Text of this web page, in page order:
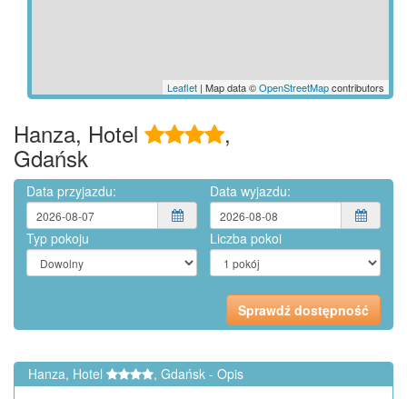
Leaflet | Map data ©OpenStreetMapcontributors
Hanza, Hotel ,
Gdańsk
Data przyjazdu: Data wyjazdu:
Typ pokoju Liczba pokoi
Hanza, Hotel , Gdańsk - Opis